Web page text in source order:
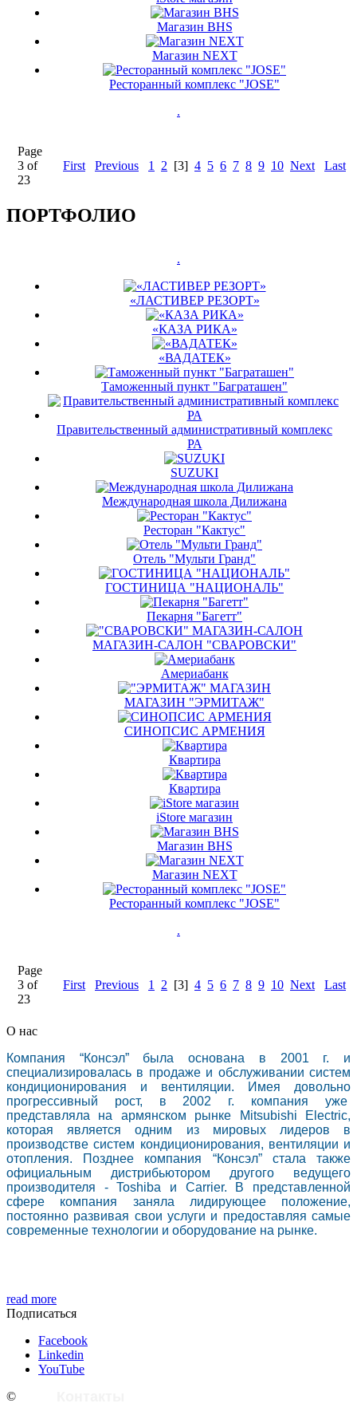
Магазин BHS
Магазин NEXT
Ресторанный комплекс "JOSE"
.
Page
3 of
23
First Previous 1 2 [3] 4 5 6 7 8 9 10 Next Last
ПОРТФОЛИО
.
«ЛАСТИВЕР РЕЗОРТ»
«КАЗА РИКА»
«ВАДАТЕК»
Таможенный пункт "Баграташен"
Правительственный административный комплекс
РА
SUZUKI
Международная школа Дилижана
Ресторан "Кактус"
Отель "Мульти Гранд"
ГОСТИНИЦА "НАЦИОНАЛЬ"
Пекарня "Багетт"
МАГАЗИН-САЛОН "СВАРОВСКИ"
Америабанк
МАГАЗИН "ЭРМИТАЖ"
СИНОПСИС АРМЕНИЯ
Квартира
Квартира
iStore магазин
Магазин BHS
Магазин NEXT
Ресторанный комплекс "JOSE"
.
Page
3 of
23
First Previous 1 2 [3] 4 5 6 7 8 9 10 Next Last
О нас
Компания “Консэл” была основана в 2001 г. и
специализировалась в продаже и обслуживании систем
кондиционирования и вентиляции. Имея довольно
прогрессивный рост, в 2002 г. компания уже
представляла на армянском рынке Mitsubishi Electric,
которая является одним из мировых лидеров в
производстве систем кондиционирования, вентиляции и
отопления. Позднее компания “Консэл” стала также
официальным дистрибьютором другого ведущего
производителя - Toshiba и Carrier. В представленной
сфере компания заняла лидирующее положение,
постоянно развивая свои услуги и предоставляя самые
современные технологии и оборудование на рынке.
read more
Подписаться
Facebook
Linkedin
YouTube
©